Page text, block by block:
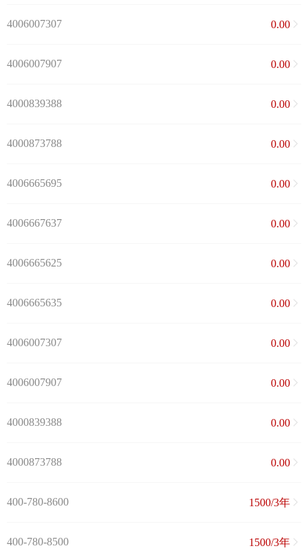
4006007307 0.00
4006007907 0.00
4000839388 0.00
4000873788 0.00
4006665695 0.00
4006667637 0.00
4006665625 0.00
4006665635 0.00
4006007307 0.00
4006007907 0.00
4000839388 0.00
4000873788 0.00
400-780-8600 1500/3年
400-780-8500 1500/3年